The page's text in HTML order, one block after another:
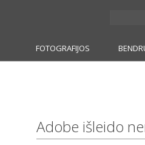
FOTOGRAFIJOS
Adobe išleido